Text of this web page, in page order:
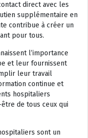
direct avec les
supplémentaire en
contribue à créer un
pour tous.
l’importance
et leur fournissent
leur travail
continue et
hospitaliers
de tous ceux qui
sont un